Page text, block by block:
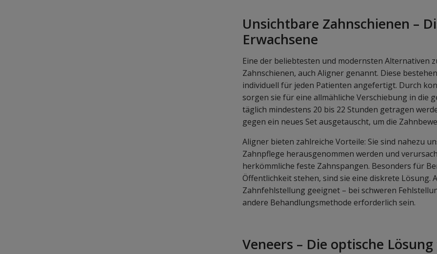
Unsichtbare Zahnschienen –
Erwachsene
Eine der beliebtesten und modernsten Alternativen
Zahnschienen, auch Aligner genannt. Diese
individuell für jeden Patienten angefertigt. Durch
sorgen sie für eine allmähliche Verschiebung in die
täglich mindestens 20 bis 22 Stunden getragen
gegen ein neues Set ausgetauscht, um die
Aligner bieten zahlreiche Vorteile: Sie sind nahezu
Zahnpflege herausgenommen werden und
herkömmliche feste Zahnspangen. Besonders für
Öffentlichkeit stehen, sind sie eine diskrete Lösung.
Zahnfehlstellung geeignet – bei schweren
andere Behandlungsmethode erforderlich sein.
Veneers – Die optische